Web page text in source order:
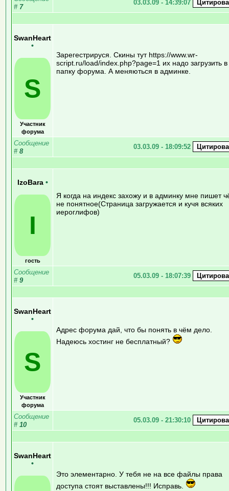
# 7
03.03.09 - 14:39:07
SwanHeart
•
S
Участник
форума
Зарегестрируся. Скины тут https://www.wr-
script.ru/load/index.php?page=1 их надо загрузить в
папку форума. А меняються в админке.
Сообщение
# 8
03.03.09 - 18:09:52
IzoBara •
I
гость
Я когда на индекс захожу и в админку мне пишет
не понятное(Страница загружается и кучя всяких
иероглифов)
Сообщение
# 9
05.03.09 - 18:07:39
SwanHeart
•
S
Участник
форума
Адрес форума дай, что бы понять в чём дело.
Надеюсь хостинг не бесплатный?
Сообщение
# 10
05.03.09 - 21:30:10
SwanHeart
•
Это элементарно. У тебя не на все файлы права
доступа стоят выставлены!!! Исправь.